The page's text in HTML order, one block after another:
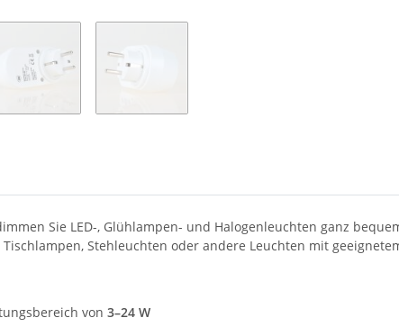
Sie LED-, Glühlampen- und Halogenleuchten ganz
Stehleuchten oder andere Leuchten mit
von 3–24 W